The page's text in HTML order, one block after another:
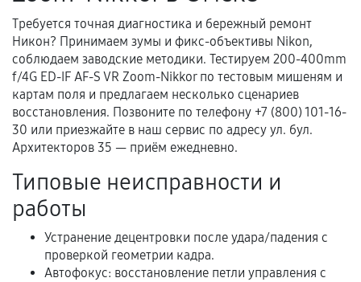
Документы для подтверждения
гарантии
Гарантийный талон.
Акт выполненных работ с датой, перечнем
услуг и сроком гарантии.
Документы на установленные комплектующие
и кассовый чек.
Расширенная гарантия
Требуется точная диагностика и бережный ремонт
Никон? Принимаем зумы и фикс-объективы Nikon,
соблюдаем заводские методики. Тестируем 200-400mm
f/4G ED-IF AF-S VR Zoom-Nikkor по тестовым мишеням и
картам поля и предлагаем несколько сценариев
восстановления. Позвоните по телефону +7 (800) 101-16-
30 или приезжайте в наш сервис по адресу ул. бул.
Архитекторов 35 — приём ежедневно.
Типовые неисправности и
работы
Устранение децентровки после удара/падения с
проверкой геометрии кадра.
Автофокус: восстановление петли управления с